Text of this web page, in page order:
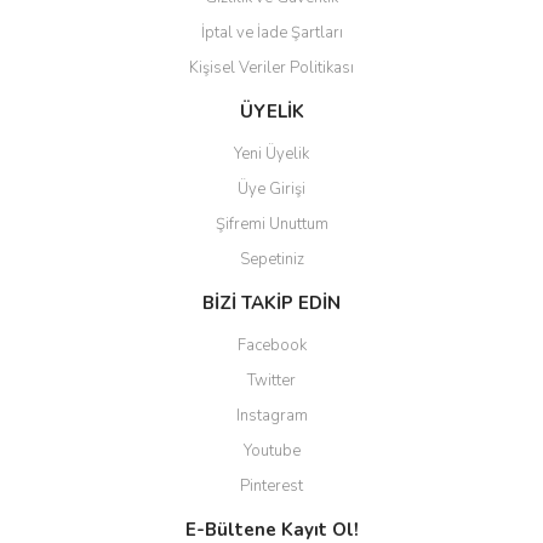
Gönder
İptal ve İade Şartları
Kişisel Veriler Politikası
ÜYELİK
Yeni Üyelik
Üye Girişi
Şifremi Unuttum
Sepetiniz
BİZİ TAKİP EDİN
Facebook
Twitter
Instagram
Youtube
Pinterest
E-Bültene Kayıt Ol!